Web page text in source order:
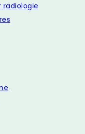
radiologie